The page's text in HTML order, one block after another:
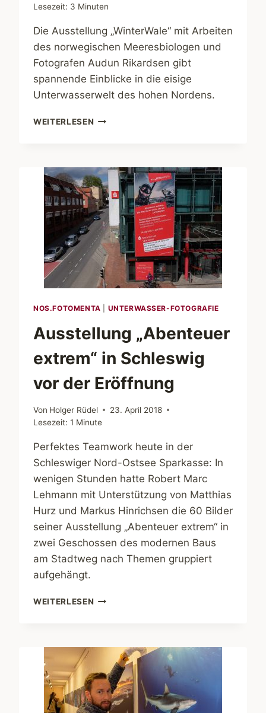
Lesezeit: 3 Minuten
Die Ausstellung „WinterWale“ mit Arbeiten
des norwegischen Meeresbiologen und
Fotografen Audun Rikardsen gibt
spannende Einblicke in die eisige
Unterwasserwelt des hohen Nordens.
WEITERLESEN AUDUN
NOS.FOTOMENTA UNTERWASSER-FOTOGRAFIE
Ausstellung „Abenteuer
extrem“ in Schleswig
vor der Eröffnung
Von Holger Rüdel
23. April 2018
Lesezeit: 1 Minute
Perfektes Teamwork heute in der
Schleswiger Nord-Ostsee Sparkasse: In
wenigen Stunden hatte Robert Marc
Lehmann mit Unterstützung von Matthias
Hurz und Markus Hinrichsen die 60 Bilder
seiner Ausstellung „Abenteuer extrem“ in
zwei Geschossen des modernen Baus
am Stadtweg nach Themen gruppiert
aufgehängt.
WEITERLESEN AUSSTELLUNG
SCHLESWIG
DER
ERÖFFNUNG